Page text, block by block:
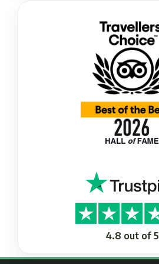
4.8 out of 5